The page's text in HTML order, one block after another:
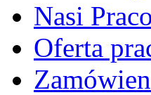
Nasi
Oferta